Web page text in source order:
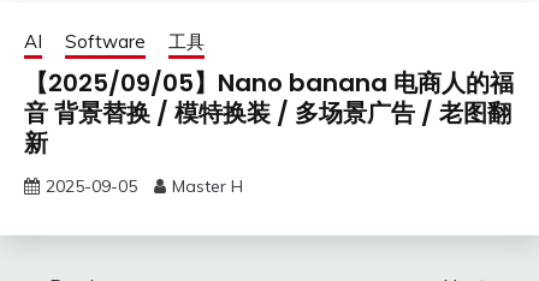
AI Software 工具
【2025/09/05】Nano banana 电商人的福
音 背景替换 / 模特换装 / 多场景广告 / 老图翻
新
2025-09-05 Master H